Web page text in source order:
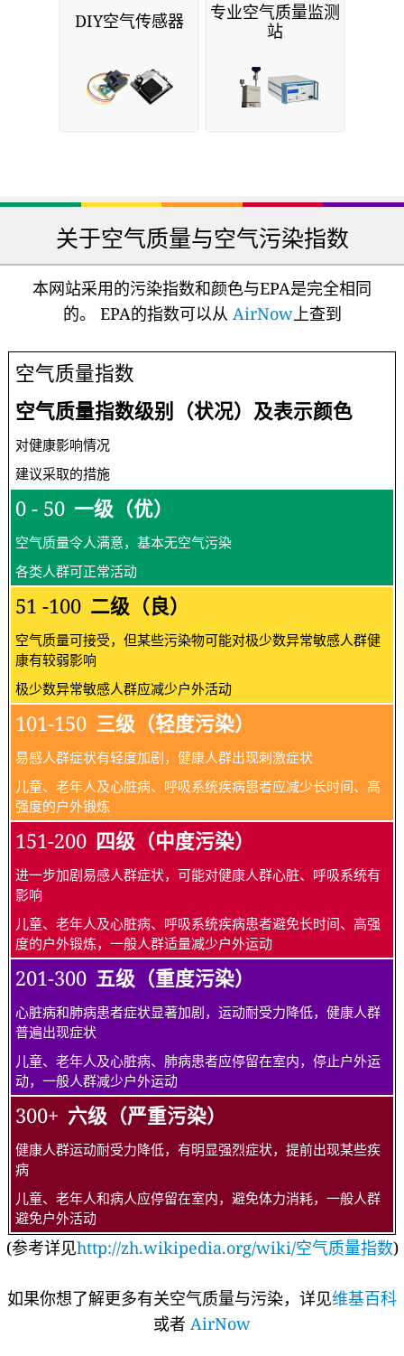
DIY空气传感器
专业空气质量监测
站
关于空气质量与空气污染指数
本网站采用的污染指数和颜色与EPA是完全相同
的。 EPA的指数可以从 AirNow上查到
空气质量指数
空气质量指数级别（状况）及表示颜色
对健康影响情况
建议采取的措施
0 - 50 一级（优）
空气质量令人满意，基本无空气污染
各类人群可正常活动
51 -100 二级（良）
空气质量可接受，但某些污染物可能对极少数异常敏感人群健
康有较弱影响
极少数异常敏感人群应减少户外活动
101-150 三级（轻度污染）
易感人群症状有轻度加剧，健康人群出现刺激症状
儿童、老年人及心脏病、呼吸系统疾病患者应减少长时间、高
强度的户外锻炼
151-200 四级（中度污染）
进一步加剧易感人群症状，可能对健康人群心脏、呼吸系统有
影响
儿童、老年人及心脏病、呼吸系统疾病患者避免长时间、高强
度的户外锻炼，一般人群适量减少户外运动
201-300 五级（重度污染）
心脏病和肺病患者症状显著加剧，运动耐受力降低，健康人群
普遍出现症状
儿童、老年人及心脏病、肺病患者应停留在室内，停止户外运
动，一般人群减少户外运动
300+ 六级（严重污染）
健康人群运动耐受力降低，有明显强烈症状，提前出现某些疾
病
儿童、老年人和病人应停留在室内，避免体力消耗，一般人群
避免户外活动
(参考详见http://zh.wikipedia.org/wiki/空气质量指数)
如果你想了解更多有关空气质量与污染，详见维基百科
或者 AirNow